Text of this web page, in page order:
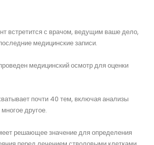
встретится с врачом, ведущим ваше дело,
медицинские записи.
медицинский осмотр для оценки
почти 40 тем, включая анализы
другое.
решающее значение для определения